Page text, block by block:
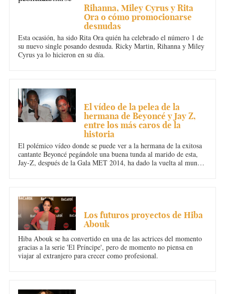
Rihanna, Miley Cyrus y Rita
Ora o cómo promocionarse
desnudas
Esta ocasión, ha sido Rita Ora quién ha celebrado el número 1 de
su nuevo single posando desnuda. Ricky Martin, Rihanna y Miley
Cyrus ya lo hicieron en su día.
El vídeo de la pelea de la
hermana de Beyoncé y Jay Z,
entre los más caros de la
historia
El polémico vídeo donde se puede ver a la hermana de la exitosa
cantante Beyoncé pegándole una buena tunda al marido de esta,
Jay-Z, después de la Gala MET 2014, ha dado la vuelta al mundo
Los futuros proyectos de Hiba
Abouk
Hiba Abouk se ha convertido en una de las actrices del momento
gracias a la serie 'El Príncipe', pero de momento no piensa en
viajar al extranjero para crecer como profesional.